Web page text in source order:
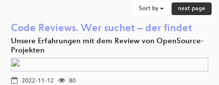
Sort by next page
Code Reviews. Wer suchet – der findet
Unsere Erfahrungen mit dem Review von OpenSource-
Projekten
2022-11-12
80